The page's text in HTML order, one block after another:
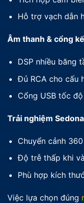
Hỗ trợ vạch dẫn
Âm thanh & cổng
DSP nhiều băng
Đủ RCA cho cấu
Cổng USB tốc
Trải nghiệm
Chuyển cảnh
Độ trễ thấp khi
Phù hợp kích
Việc lựa chọn đúng